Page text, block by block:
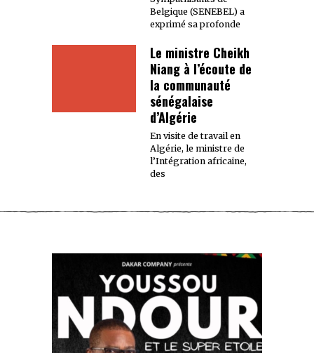
Belgique (SENEBEL) a
exprimé sa profonde
Le ministre Cheikh
Niang à l’écoute de
la communauté
sénégalaise
d’Algérie
En visite de travail en
Algérie, le ministre de
l’Intégration africaine,
des